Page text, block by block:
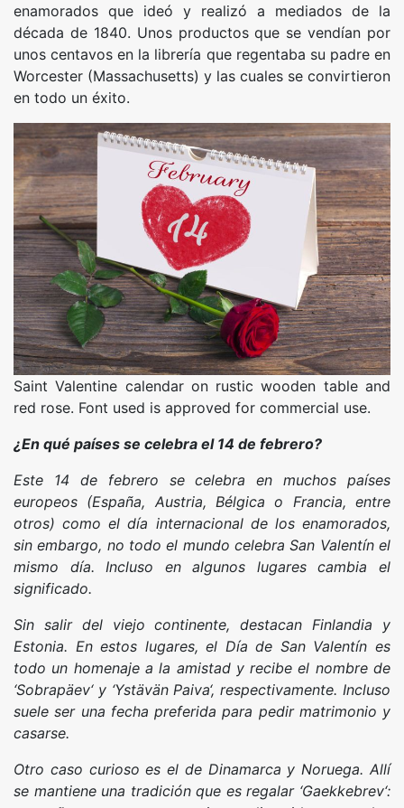
enamorados que ideó y realizó a mediados de la
década de 1840. Unos productos que se vendían por
unos centavos en la librería que regentaba su padre en
Worcester (Massachusetts) y las cuales se convirtieron
en todo un éxito.
Saint Valentine calendar on rustic wooden table and
red rose. Font used is approved for commercial use.
¿En qué países se celebra el 14 de febrero?
Este 14 de febrero se celebra en muchos países
europeos (España, Austria, Bélgica o Francia, entre
otros) como el día internacional de los enamorados,
sin embargo, no todo el mundo celebra San Valentín el
mismo día. Incluso en algunos lugares cambia el
significado.
Sin salir del viejo continente, destacan Finlandia y
Estonia. En estos lugares, el Día de San Valentín es
todo un homenaje a la amistad y recibe el nombre de
‘Sobrapäev‘ y ‘Ystävän Paiva‘, respectivamente. Incluso
suele ser una fecha preferida para pedir matrimonio y
casarse.
Otro caso curioso es el de Dinamarca y Noruega. Allí
se mantiene una tradición que es regalar ‘Gaekkebrev‘: